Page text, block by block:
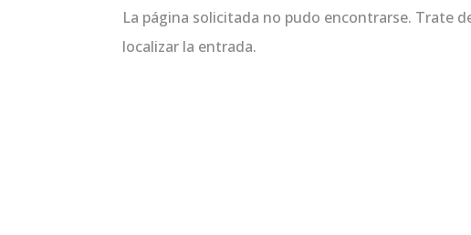
La página solicitada no pudo encontrarse. Trate
localizar la entrada.